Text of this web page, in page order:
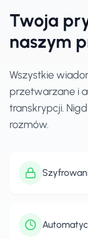
Twoja
naszym
Wszystkie
przetwarzane i
transkrypcji.
rozmów.